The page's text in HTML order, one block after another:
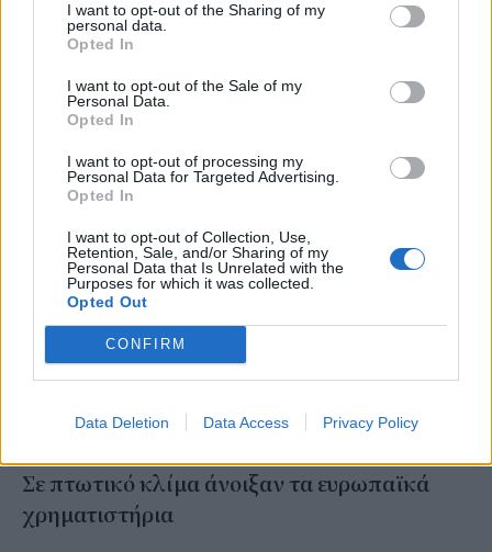
I want to opt-out of the Sharing of my
personal data.
Opted In
I want to opt-out of the Sale of my
Personal Data.
Opted In
I want to opt-out of processing my
Personal Data for Targeted Advertising.
Opted In
I want to opt-out of Collection, Use,
Retention, Sale, and/or Sharing of my
Personal Data that Is Unrelated with the
Purposes for which it was collected.
Opted Out
CONFIRM
Data Deletion Data Access Privacy Policy
STORIES
Σε ιστορικά υψηλά το Χρηματιστήριο της
Φρανκφούρτης, παρά την ύφεση
ΚΛΕΙΩ ΝΙΚΟΛΑΟΥ /
Σε πτωτικό κλίμα άνοιξαν τα ευρωπαϊκά
χρηματιστήρια